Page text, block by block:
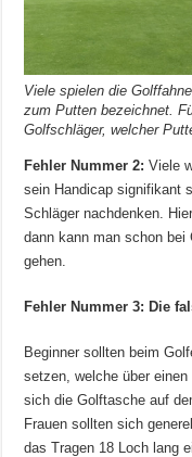
Viele spielen die
zum Putten bezeichnet.
Golfschläger, welcher
Fehler Nummer 2:Viele
sein Handicap signifikant
Schläger nachdenken.
dann kann man schon bei
gehen.
Fehler Nummer 3: Die
Beginner sollten beim
setzen, welche über
sich die Golftasche auf
Frauen sollten sich
das Tragen 18 Loch lang